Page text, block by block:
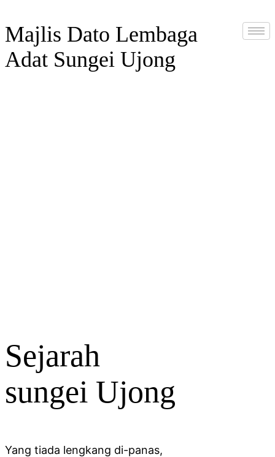
Majlis Dato Lembaga
Adat Sungei Ujong
Sejarah
sungei Ujong
Yang tiada lengkang di-panas,